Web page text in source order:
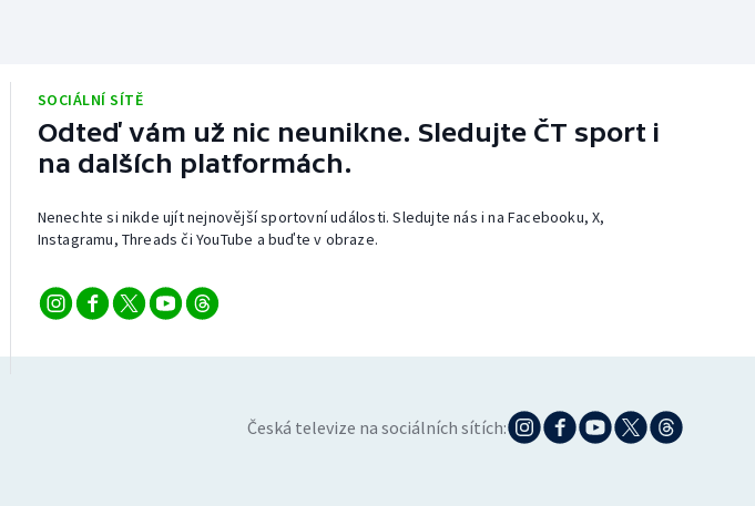
SOCIÁLNÍ SÍTĚ
Odteď vám už nic neunikne. Sledujte ČT sport i
na dalších platformách.
Nenechte si nikde ujít nejnovější sportovní události. Sledujte nás i na Facebooku, X,
Instagramu, Threads či YouTube a buďte v obraze.
Česká televize na sociálních sítích: